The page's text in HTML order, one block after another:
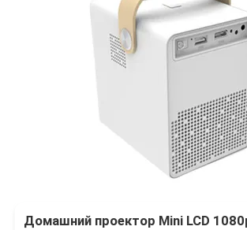
Домашний проектор Mini LCD